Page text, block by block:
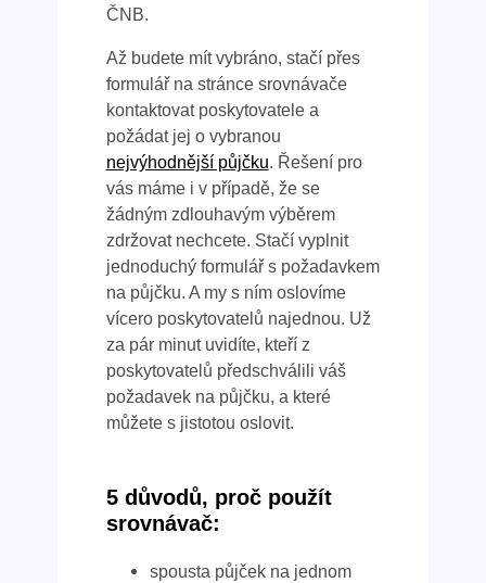
ČNB.
Až budete mít vybráno, stačí přes
formulář na stránce srovnávače
kontaktovat poskytovatele a
požádat jej o vybranou
nejvýhodnější půjčku. Řešení pro
vás máme i v případě, že se
žádným zdlouhavým výběrem
zdržovat nechcete. Stačí vyplnit
jednoduchý formulář s požadavkem
na půjčku. A my s ním oslovíme
vícero poskytovatelů najednou. Už
za pár minut uvidíte, kteří z
poskytovatelů předschválili váš
požadavek na půjčku, a které
můžete s jistotou oslovit.
5 důvodů, proč použít
srovnávač:
spousta půjček na jednom